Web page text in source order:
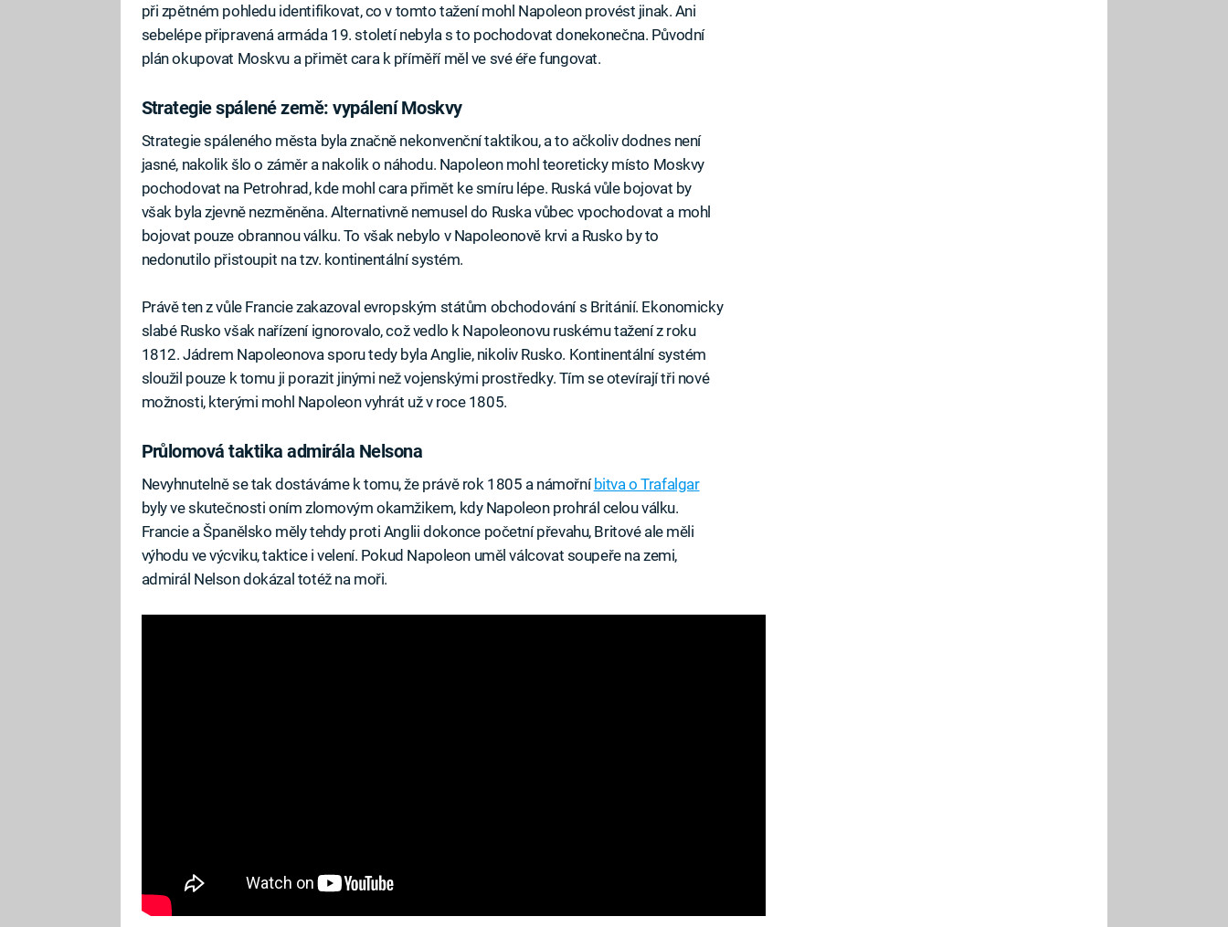
při zpětném pohledu identifikovat, co v tomto tažení mohl Napoleon provést jinak. Ani
sebelépe připravená armáda 19. století nebyla s to pochodovat donekonečna. Původní
plán okupovat Moskvu a přimět cara k příměří měl ve své éře fungovat.
Strategie spálené země: vypálení Moskvy
Strategie spáleného města byla značně nekonvenční taktikou, a to ačkoliv dodnes není
jasné, nakolik šlo o záměr a nakolik o náhodu. Napoleon mohl teoreticky místo Moskvy
pochodovat na Petrohrad, kde mohl cara přimět ke smíru lépe. Ruská vůle bojovat by
však byla zjevně nezměněna. Alternativně nemusel do Ruska vůbec vpochodovat a mohl
bojovat pouze obrannou válku. To však nebylo v Napoleonově krvi a Rusko by to
nedonutilo přistoupit na tzv. kontinentální systém.
Právě ten z vůle Francie zakazoval evropským státům obchodování s Británií. Ekonomicky
slabé Rusko však nařízení ignorovalo, což vedlo k Napoleonovu ruskému tažení z roku
1812. Jádrem Napoleonova sporu tedy byla Anglie, nikoliv Rusko. Kontinentální systém
sloužil pouze k tomu ji porazit jinými než vojenskými prostředky. Tím se otevírají tři nové
možnosti, kterými mohl Napoleon vyhrát už v roce 1805.
Průlomová taktika admirála Nelsona
Nevyhnutelně se tak dostáváme k tomu, že právě rok 1805 a námořníbitva o Trafalgar
byly ve skutečnosti oním zlomovým okamžikem, kdy Napoleon prohrál celou válku.
Francie a Španělsko měly tehdy proti Anglii dokonce početní převahu, Britové ale měli
výhodu ve výcviku, taktice i velení. Pokud Napoleon uměl válcovat soupeře na zemi,
admirál Nelson dokázal totéž na moři.